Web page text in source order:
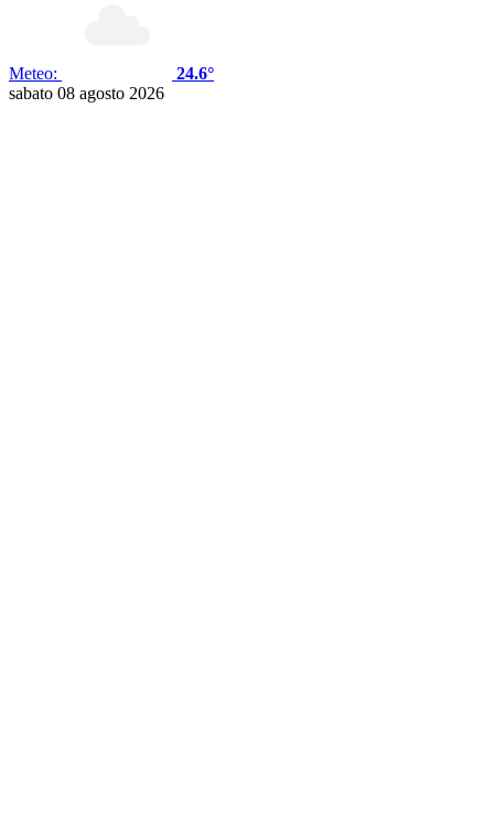
Meteo:
24.6°
sabato 08 agosto 2026